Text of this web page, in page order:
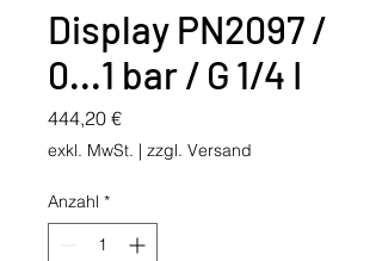
Display PN2097 /
0...1 bar / G 1/4 I
444,20 €Preis
exkl. MwSt. | zzgl. Versand
Anzahl *